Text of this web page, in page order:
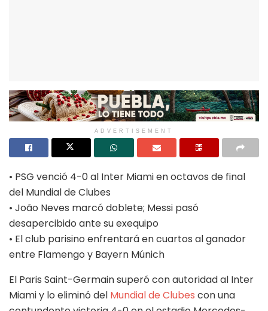
ADVERTISEMENT
• PSG venció 4-0 al Inter Miami en octavos de final
del Mundial de Clubes
• João Neves marcó doblete; Messi pasó
desapercibido ante su exequipo
• El club parisino enfrentará en cuartos al ganador
entre Flamengo y Bayern Múnich
El Paris Saint-Germain superó con autoridad al Inter
Miami y lo eliminó del Mundial de Clubes con una